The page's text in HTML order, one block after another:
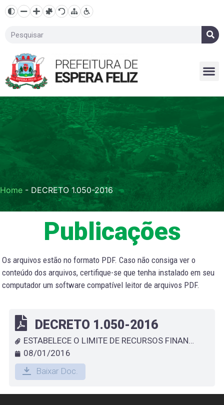
Home - DECRETO 1.050-2016
Publicações
Os arquivos estão no formato PDF. Caso não consiga ver o
conteúdo dos arquivos, certifique-se que tenha instalado em seu
computador um software compatível leitor de arquivos PDF.
DECRETO 1.050-2016
ESTABELECE O LIMITE DE RECURSOS FINANCEIROS A SEREM REPASSADOS À CÂMARA MUNICIPAL DE ESPERA FELIZ NO EXERCÍCIO DE 2015
08/01/2016
Baixar Doc.